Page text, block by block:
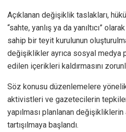
Açıklanan değişiklik taslakları,
“sahte, yanlış ya da yanıltıcı”
sahip bir teyit kurulunun
değişiklikler ayrıca sosyal medya
edilen içerikleri kaldırmasını
Söz konusu düzenlemelere yönelik
aktivistleri ve gazetecilerin
yapılması planlanan
tartışılmaya başlandı.